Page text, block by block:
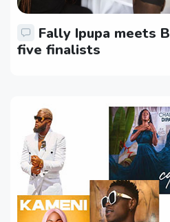
Fally Ipupa meets
five finalists